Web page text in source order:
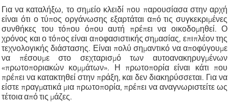
Για να καταλήξω, το σημείο κλειδί που παρουσίασα στην αρχή
είναι ότι ο τύπος οργάνωσης εξαρτάται από τις συγκεκριμένες
συνθήκες του τόπου όπου αυτή πρέπει να οικοδομηθεί. Ο
χρόνος και ο τόπος είναι αποφασιστικής σημασίας, επιπλέον της
τεχνολογικής διάστασης. Είναι πολύ σημαντικό να αποφύγουμε
να πέσουμε στο σεχταρισμό των αυτοανακηρυγμένων
«πρωτοποριακών κομμάτων». Η πρωτοπορία είναι κάτι που
πρέπει να κατακτηθεί στην πράξη, και δεν διακηρύσσεται. Για να
είστε πραγματικά μια πρωτοπορία, πρέπει να αναγνωριστείτε ως
τέτοια από τις μάζες.